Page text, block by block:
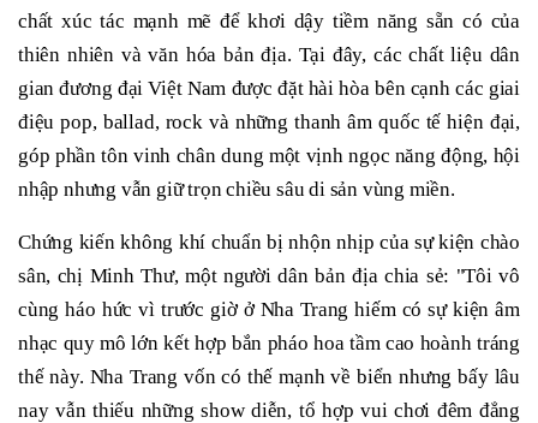
chất xúc tác mạnh mẽ để khơi dậy tiềm năng sẵn có của
thiên nhiên và văn hóa bản địa. Tại đây, các chất liệu dân
gian đương đại Việt Nam được đặt hài hòa bên cạnh các giai
điệu pop, ballad, rock và những thanh âm quốc tế hiện đại,
góp phần tôn vinh chân dung một vịnh ngọc năng động, hội
nhập nhưng vẫn giữ trọn chiều sâu di sản vùng miền.
Chứng kiến không khí chuẩn bị nhộn nhịp của sự kiện chào
sân, chị Minh Thư, một người dân bản địa chia sẻ: "Tôi vô
cùng háo hức vì trước giờ ở Nha Trang hiếm có sự kiện âm
nhạc quy mô lớn kết hợp bắn pháo hoa tầm cao hoành tráng
thế này. Nha Trang vốn có thế mạnh về biển nhưng bấy lâu
nay vẫn thiếu những show diễn, tổ hợp vui chơi đêm đẳng